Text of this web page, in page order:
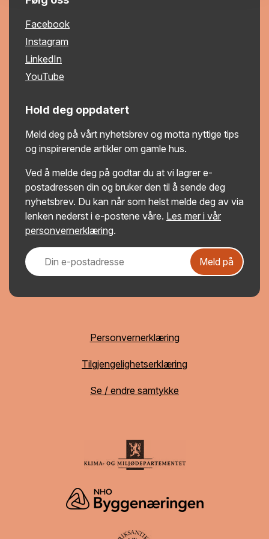
Facebook
Instagram
LinkedIn
YouTube
Hold deg oppdatert
Meld deg på vårt nyhetsbrev og motta nyttige tips
og inspirerende artikler om gamle hus.
Ved å melde deg på godtar du at vi lagrer e-
postadressen din og bruker den til å sende deg
nyhetsbrev. Du kan når som helst melde deg av via
lenken nederst i e-postene våre. Les mer i vår
personvernerklæring.
Meld på
Personvernerklæring
Tilgjengelighetserklæring
Se / endre samtykke